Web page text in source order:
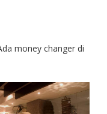
money changer di